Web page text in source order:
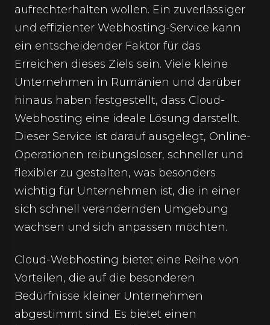
aufrechterhalten wollen. Ein zuverlässiger
und effizienter Webhosting-Service kann
ein entscheidender Faktor für das
Erreichen dieses Ziels sein. Viele kleine
Unternehmen in Rumänien und darüber
hinaus haben festgestellt, dass Cloud-
Webhosting eine ideale Lösung darstellt.
Dieser Service ist darauf ausgelegt, Online-
Operationen reibungsloser, schneller und
flexibler zu gestalten, was besonders
wichtig für Unternehmen ist, die in einer
sich schnell verändernden Umgebung
wachsen und sich anpassen möchten.
Cloud-Webhosting bietet eine Reihe von
Vorteilen, die auf die besonderen
Bedürfnisse kleiner Unternehmen
abgestimmt sind. Es bietet einen